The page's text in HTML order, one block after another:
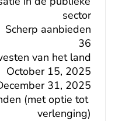
sector
Scherp aanbieden
36
van het land
(met optie tot
verlenging)
31, 2025
October 15, 2025